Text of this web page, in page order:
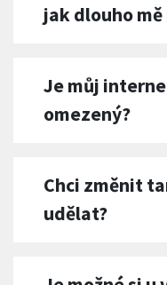
jak dlouho
Je můj
omezený?
Chci změnit
udělat?